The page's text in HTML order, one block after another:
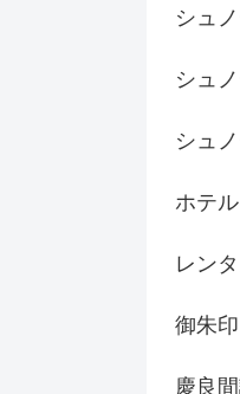
シュ
シュ
シュ
ホテル
レン
御朱印
慶良